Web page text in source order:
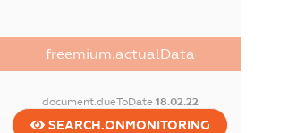
freemium.actualData
document.dueToDate 18.02.22
SEARCH.ONMONITORING